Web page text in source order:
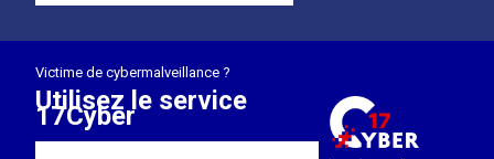
Victime de cybermalveillance ?
Utilisez le service
17Cyber